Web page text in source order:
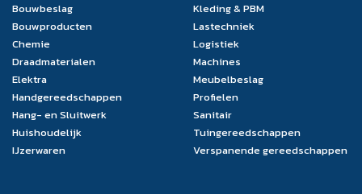
Bouwbeslag
Bouwproducten
Chemie
Draadmaterialen
Elektra
Handgereedschappen
Hang- en Sluitwerk
Huishoudelijk
IJzerwaren
Kleding & PBM
Lastechniek
Logistiek
Machines
Meubelbeslag
Profielen
Sanitair
Tuingereedschappen
Verspanende gereedschappen